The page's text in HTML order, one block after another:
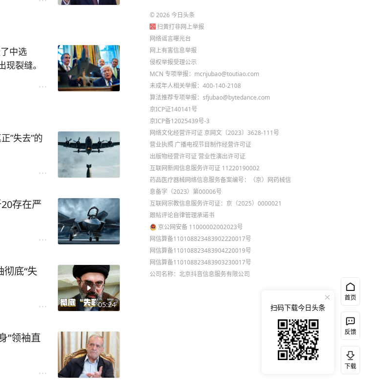
法边界和
和现场处
时强调保
执法，这
南海诸岛
接受任何
入被人带
的双边问
律宾、日
略竞争的
然也会被
，也许能
对于菲律
热点；而
突。
的政策密切相关。美国高利
元持续贬值带来的代价。与
至GDP约2%的水平，大量采
日本增加的军费，很大一部
国最大的海外投资来源国之
口通胀的多重压力。
极致：金融上，日本承受美
；资本上，日本长期支持美
担了更多成本。
突然良心发现去救日本，而
本为了稳定本国市场，甚至
旦这种情况发生，不仅日本
能受到连锁影响。美国真正
友体系，更是美元体系在亚
”。
协议》，到2008年国际金融
说明了一个现实：所谓自由
场，关键时刻拼的是国家实
？但巴加
关闭，根
后果；只
性和威
航，面子
海峡什
谅解备忘
不高兴
会儿说"伊
断驶出"霍
层"美国
弹解决的
谈新航
机制——
中选
裂缝。
面转负，
”失去”的
真正”失
美国，会
背景下，
种现实。
份，呼
战争为何
整的历史
存在严
05:24
底“失
”领袖直
©2026今日头条
扫黄打非网上举报
网络谣言曝光台
网上有害信息举报
侵权举报受理公示
MCN 专项举报：mcnjubao@toutiao.com
未成年人相关举报：400-140-2108
算法推荐专项举报：sfjubao@bytedance.com
京ICP证140141号
京ICP备12025439号-3
网络文化经营许可证 京网文〔2023〕3628-111号
营业执照 广播电视节目制作经营许可证
出版物经营许可证 营业性演出许可证
互联网新闻信息服务许可证 11220190002
药品医疗器械网络信息服务备案编号：（京）网药械信
息备字（2023）第00006号
互联网宗教信息服务许可证：京（2025）0000021
跟帖评论自律管理承诺书
京公网安备 11000002002023号
网信算备110108823483902220017号
网信算备110108823483904220019号
网信算备110108823483903230017号
公司名称：北京抖音信息服务有限公司
首页
反馈
下载
扫码下载今日头条